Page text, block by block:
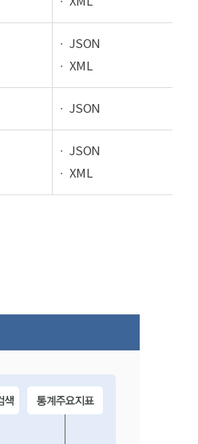
JSON
XML
JSON
JSON
XML